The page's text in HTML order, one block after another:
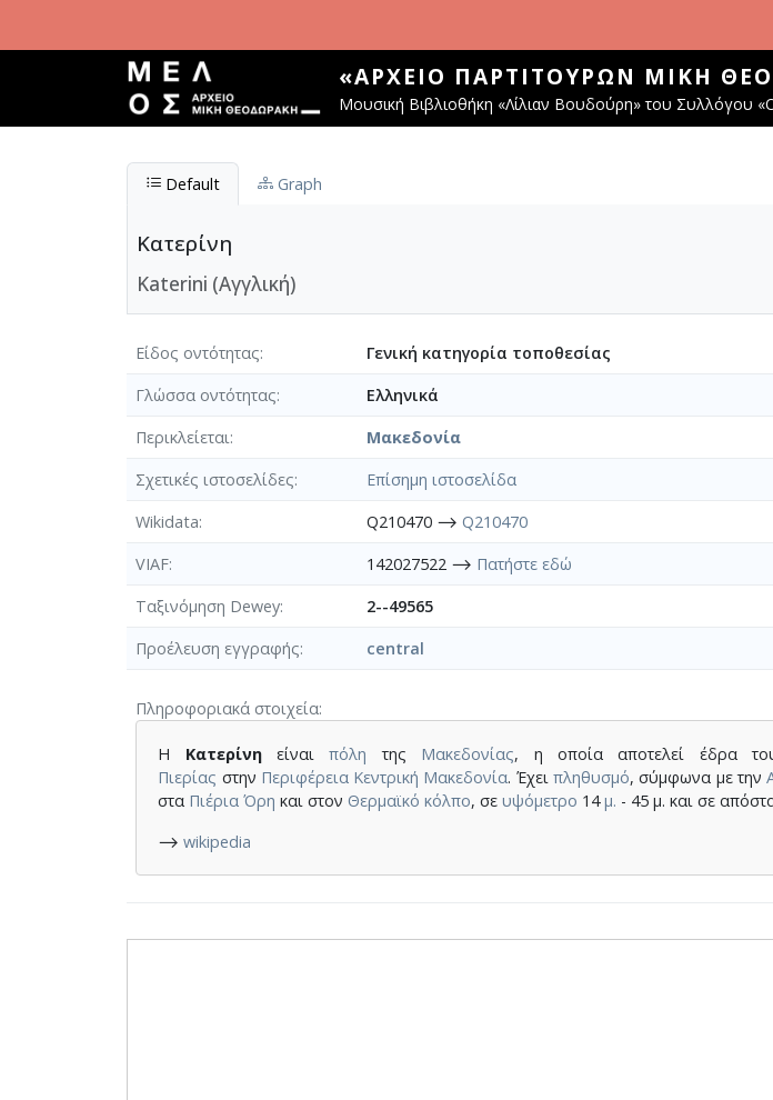
«ΑΡΧΕΊΟ ΠΑΡΤΙΤΟΎΡΩΝ ΜΊΚΗ
Μουσική Βιβλιοθήκη «Λίλιαν Βουδούρη» του Συλλόγου
Default Graph
Κατερίνη
Katerini (Αγγλική)
Είδος οντότητας
Γενική κατηγορία τοποθεσίας
Γλώσσα οντότητας
Ελληνικά
Περικλείεται
Μακεδονία
Σχετικές ιστοσελίδες
Επίσημη ιστοσελίδα
Wikidata
Q210470 ⟶ Q210470
VIAF
142027522 ⟶ Πατήστε εδώ
Ταξινόμηση Dewey
2--49565
Προέλευση εγγραφής
central
Πληροφοριακά στοιχεία
Η Κατερίνηείναιπόλη της Μακεδονίας, η οποία αποτελεί έδρα
Πιερίας στην Περιφέρεια Κεντρική Μακεδονία. Έχειπληθυσμό, σύμφωνα με την
στα Πιέρια Όρη και στον Θερμαϊκό κόλπο, σευψόμετρο 14μ. - 45 μ. και σε
⟶wikipedia